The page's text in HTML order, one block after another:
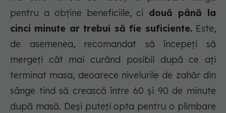
pentru a obține beneficiile, ci două până la
cinci minute ar trebui să fie suficiente. Este,
de asemenea, recomandat să începeți să
mergeți cât mai curând posibil după ce ați
terminat masa, deoarece nivelurile de zahăr din
sânge tind să crească între 60 și 90 de minute
după masă. Deși puteți opta pentru o plimbare